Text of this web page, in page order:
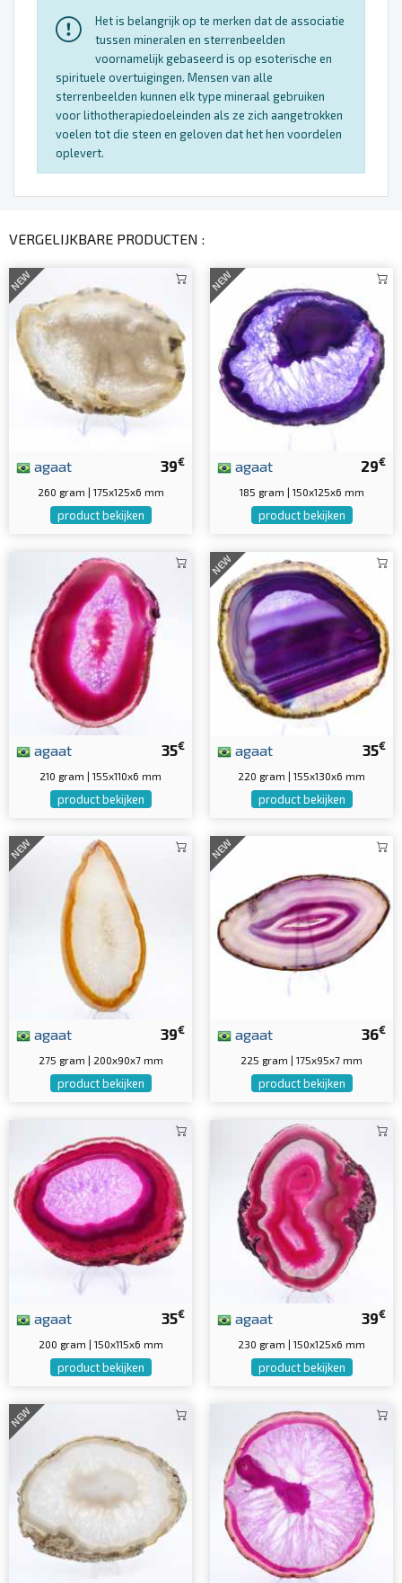
Het is belangrijk op te merken dat de associatie
tussen mineralen en sterrenbeelden
voornamelijk gebaseerd is op esoterische en
spirituele overtuigingen. Mensen van alle
sterrenbeelden kunnen elk type mineraal gebruiken
voor lithotherapiedoeleinden als ze zich aangetrokken
voelen tot die steen en geloven dat het hen voordelen
oplevert.
VERGELIJKBARE PRODUCTEN :
NEW
39€
agaat
260 gram | 175x125x6 mm
product bekijken
NEW
29€
agaat
185 gram | 150x125x6 mm
product bekijken
35€
agaat
210 gram | 155x110x6 mm
product bekijken
NEW
35€
agaat
220 gram | 155x130x6 mm
product bekijken
NEW
39€
agaat
275 gram | 200x90x7 mm
product bekijken
NEW
36€
agaat
225 gram | 175x95x7 mm
product bekijken
35€
agaat
200 gram | 150x115x6 mm
product bekijken
39€
agaat
230 gram | 150x125x6 mm
product bekijken
NEW